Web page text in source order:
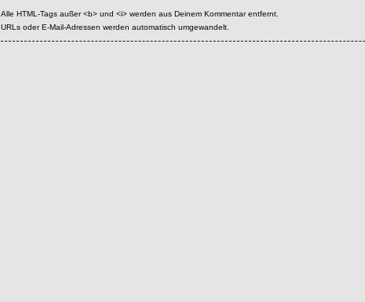
Alle HTML-Tags außer <b> und <i> werden aus Deinem Kommentar entfernt.
URLs oder E-Mail-Adressen werden automatisch umgewandelt.